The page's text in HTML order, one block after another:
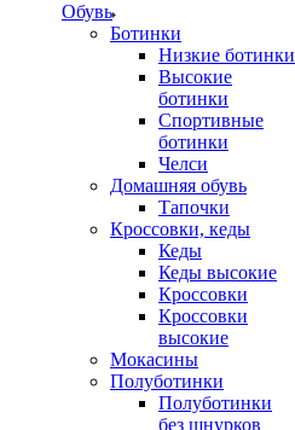
Обувь
Ботинки
Низкие ботинки
Высокие
ботинки
Спортивные
ботинки
Челси
Домашняя обувь
Тапочки
Кроссовки, кеды
Кеды
Кеды высокие
Кроссовки
Кроссовки
высокие
Мокасины
Полуботинки
Полуботинки
без шнурков